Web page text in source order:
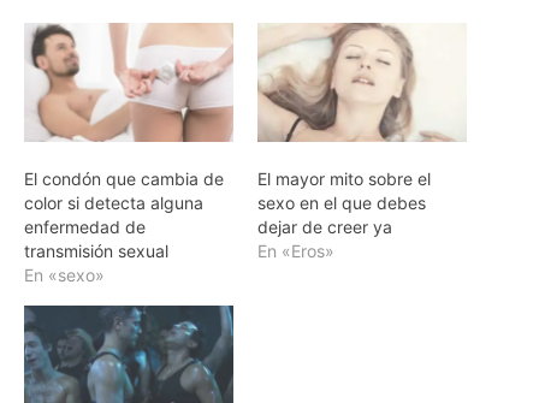
El condón que cambia de
color si detecta alguna
enfermedad de
transmisión sexual
En «sexo»
El mayor mito sobre el
sexo en el que debes
dejar de creer ya
En «Eros»